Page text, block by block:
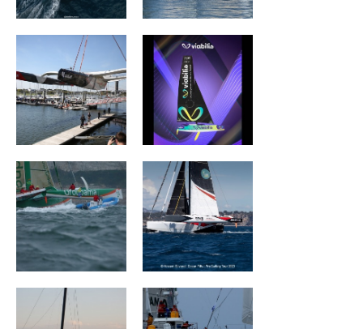
Groupama II
Wind of Trust –
Fondation pour
Sails Of Change ROYALE ATLANTIC